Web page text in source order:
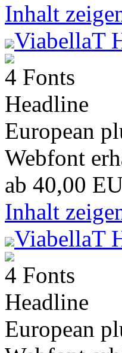
Inhalt
ViabellaT
4 Fonts
Headline
European
Webfont
ab 40,00
Inhalt
ViabellaT
4 Fonts
Headline
European